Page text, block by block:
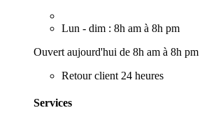
Lun - dim : 8h am à 8h pm
Ouvert aujourd'hui de 8h am à 8h pm
Retour client 24 heures
Services